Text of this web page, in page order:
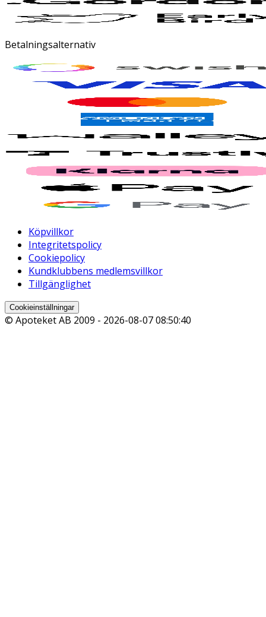
Betalningsalternativ
Köpvillkor
Integritetspolicy
Cookiepolicy
Kundklubbens medlemsvillkor
Tillgänglighet
Cookieinställningar
© Apoteket AB 2009 - 2026-08-07 08:50:40